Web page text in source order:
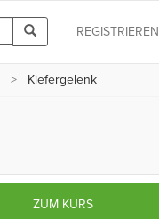
REGISTRIEREN
Kiefergelenk
ZUM KURS